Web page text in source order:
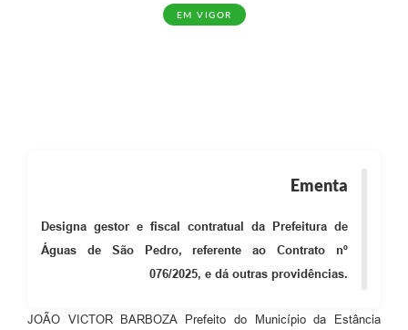
EM VIGOR
Ementa
Designa gestor e fiscal contratual da Prefeitura de
Águas de São Pedro, referente ao Contrato nº
076/2025, e dá outras providências.
JOÃO VICTOR BARBOZA Prefeito do Município da Estância